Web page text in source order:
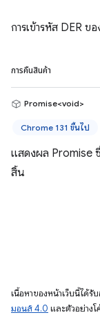
การเข้ารหัส DER ข
การคืนสินค้า
Promise<void>
Chrome 131 ขึ้นไป
แสดงผล Promise ซึ่
สิ้น
เนื้อหาของหน้าเว็บนี้ได้รั
มอนส์ 4.0 และตัวอย่าง